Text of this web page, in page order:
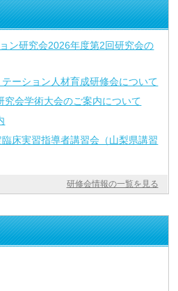
ン研究会2026年度第2回研究会の
ーション人材育成研修会について
究会学術大会のご案内について
床実習指導者講習会（山梨県講習
研修会情報の一覧を見る